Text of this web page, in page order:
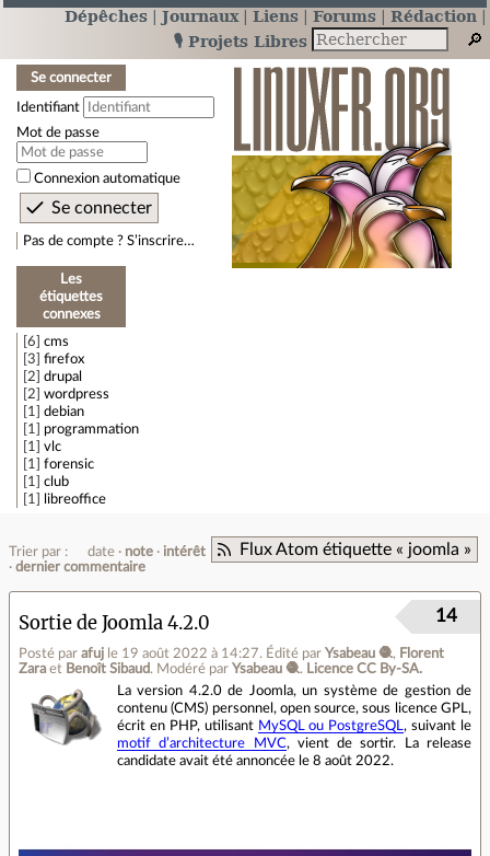
Dépêches Journaux Liens Forums
Rédaction
🎙️ Projets Libres
Se connecter
Identifiant
Mot de passe
Connexion automatique
Pas de compte ? S’inscrire…
Les
étiquettes
connexes
6
cms
3
firefox
2
drupal
2
wordpress
1
debian
1
programmation
1
vlc
1
forensic
1
club
1
libreoffice
Flux Atom étiquette « joomla »
Trier par : date note
intérêt
dernier commentaire
Sortie de Joomla 4.2.0
Posté par afuj le 19 août 2022 à 14:27. Édité par Ysabeau 🧶, Florent
Zara et Benoît Sibaud. Modéré par Ysabeau 🧶. Licence CC By‑SA.
14
La version 4.2.0 de Joomla, un système de gestion de
contenu (CMS) personnel, open source, sous licence GPL,
écrit en PHP, utilisant MySQL ou PostgreSQL , suivant le
motif d’architecture MVC, vient de sortir. La release
candidate avait été annoncée le 8 août 2022.